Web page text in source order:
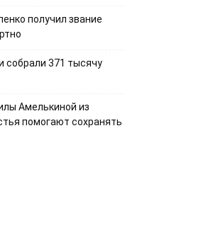
получил звание
собрали 371 тысячу
Амелькиной из
помогают сохранять